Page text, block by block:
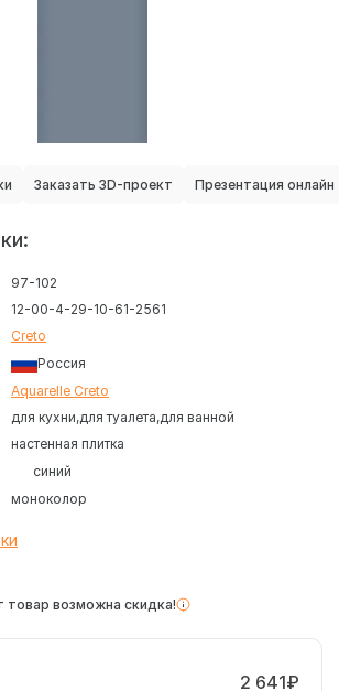
Заказать 3D-проект Презентация онлайн
97-102
12-00-4-29-10-61-2561
Creto
Россия
Aquarelle Creto
для кухни для туалета для ванной
настенная плитка
синий
моноколор
возможна скидка!
2 641₽